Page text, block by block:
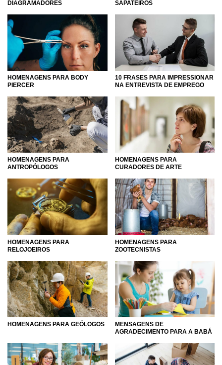
DIAGRAMADORES SAPATEIROS
HOMENAGENS PARA BODY
PIERCER
10 FRASES PARA IMPRESSIONAR
NA ENTREVISTA DE EMPREGO
HOMENAGENS PARA
ANTROPÓLOGOS
HOMENAGENS PARA
CURADORES DE ARTE
HOMENAGENS PARA
RELOJOEIROS
HOMENAGENS PARA
ZOOTECNISTAS
HOMENAGENS PARA GEÓLOGOS
MENSAGENS DE
AGRADECIMENTO PARA A BABÁ